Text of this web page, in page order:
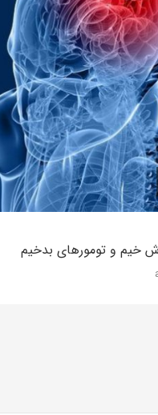
خیم و تومورهای بدخیم